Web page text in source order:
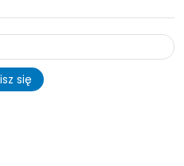
się